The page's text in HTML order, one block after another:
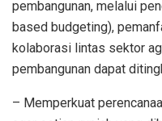
pembangunan, melalui
based budgeting),
kolaborasi lintas sektor
pembangunan dapat
– Memperkuat